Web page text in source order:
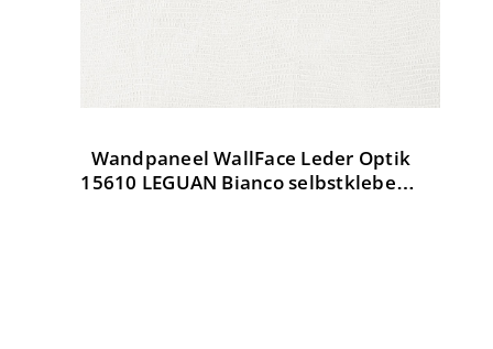
Wandpaneel WallFace Leder Optik
15610 LEGUAN Bianco selbstklebend